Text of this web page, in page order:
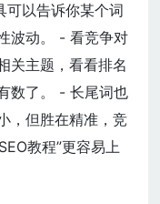
可以告诉你某个词
波动。 - 看竞争对
关主题，看看排名
数了。 - 长尾词也
，但胜在精准，竞
教程”更容易上